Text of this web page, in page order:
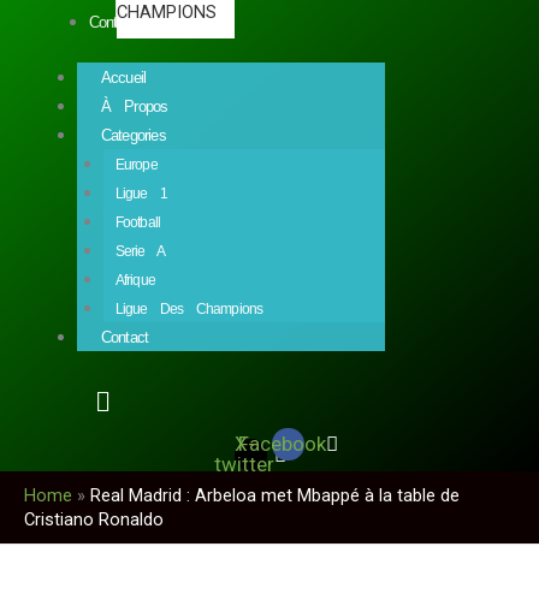
CHAMPIONS
Contact
Accueil
À Propos
Categories
Europe
Ligue 1
Football
Serie A
Afrique
Ligue Des Champions
Contact
X-
twitter
Facebook
Home » Real Madrid : Arbeloa met Mbappé à la table de
Cristiano Ronaldo